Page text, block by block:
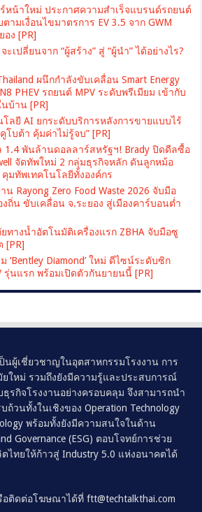
หน้าใหม่ ประกาศความสำเร็จแบรนด์รถยนต์
ามเงื่อนไขมาตรการ EV 3.5 จาก GWM
อง [PR]
เปลี่ยนจาก “ผู้สร้าง” สู่ “ผู้นำ” ได้อย่างไร?
ผนึกกำลังขับเคลื่อน Smart Energy
PHEV รถยนต์ MPV ระดับพรีเมียม เข้ากับ
บ้าน [PR]
โลยี AI ยกระดับบริการหลังการขายแบบไร้
โบต้า คุ้มค่าไม่รู้จบ” [PR]
1.4 พันล้านดอลลาร์สหรัฐฯ! Brady ปิดดีลซื้อ
จัดทัพใหม่ 2 กลุ่มธุรกิจหลัก ดันลูกหม้อ
มทัพเทคโนโลยีทั้งองค์กร
Rayong Zero Food Waste 2026 จับมือ
ถิ่น ขับเคลื่อน จ.ระยอง สู่เมืองคาร์บอนต่ำ
ทางน้ำอัตโนมัติเครื่องแรก ZBHA จับมือซู
[PR]
‘Bentley Diamond’ ใหม่ ดีไซน์ระดับซิก
รุ่นแรก พร้อมเปิดตัวกันยายนนี้ [PR]
นผู้เชี่ยวชาญในอุตสาหกรรมโรงงาน การ
ใหม่ รวมถึงยังมีความรู้และประสบการณ์
รกิจโรงงานอย่างครอบคลุม จึงสามารถนำ
ถ้วนทั้งในเชิงของ Operation Technology
พร้อมทั้งยังมีความสนใจในด้าน
Governance (ESG) ตอบโจทย์การช่วย
ไทยให้ก้าวสู่ Industry 5.0 แห่งอนาคตได้
อติดต่อโฆษณาได้ที่ftt@techtalkthai.com